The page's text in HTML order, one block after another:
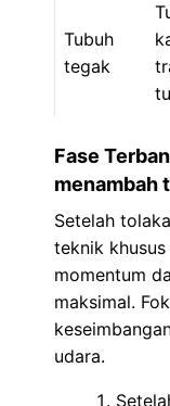
Tubuh
tegak
Fase
menambah
Setelah
teknik
momentum
maksimal.
udara.